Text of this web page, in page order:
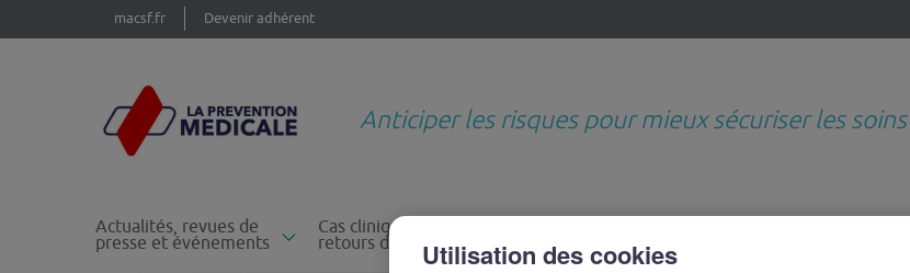
macsf.fr Devenir adhérent
Anticiper les risques pour mieux sécuriser les soins
Actualités, revues de
presse et événements
Cas cliniques et
retours d'expérience thématiques
Utilisation des cookies